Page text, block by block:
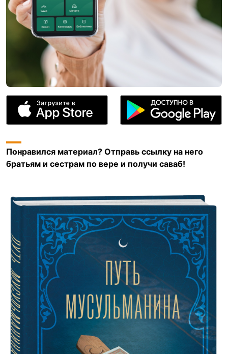
Понравился материал? Отправь ссылку на него
братьям и сестрам по вере и получи саваб!